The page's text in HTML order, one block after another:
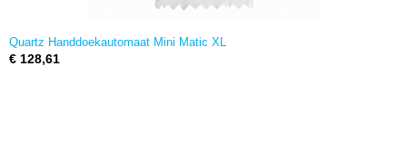
Quartz Handdoekautomaat Mini Matic XL
€ 128,61